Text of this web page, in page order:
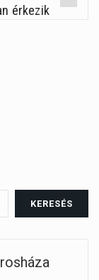
érkezik